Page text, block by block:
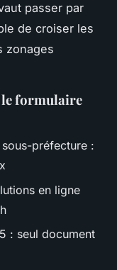
passer par
de croiser les
zonages
formulaire
préfecture :
en ligne
: seul document